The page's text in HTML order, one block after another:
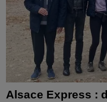
Alsace Express :